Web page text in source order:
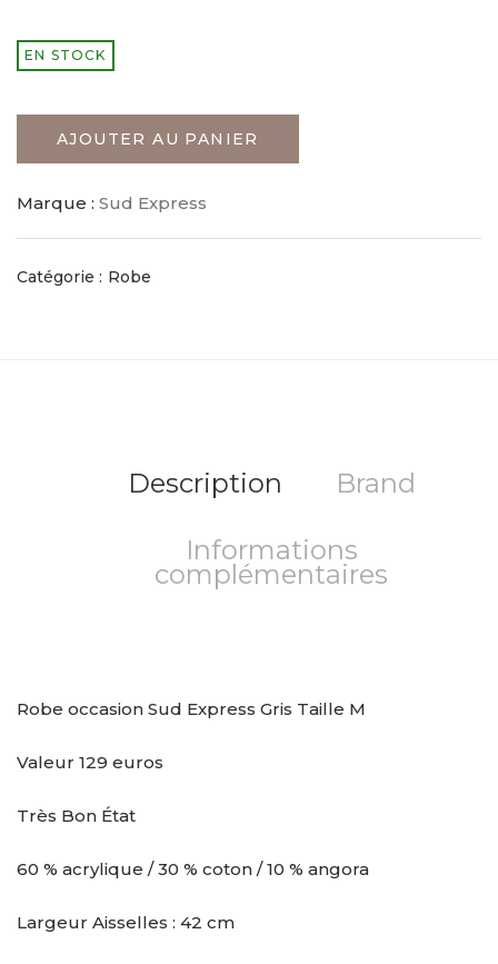
EN STOCK
AJOUTER AU PANIER
Marque : Sud Express
Catégorie : Robe
Description Brand
Informations
complémentaires
Robe occasion Sud Express Gris Taille M
Valeur 129 euros
Très Bon État
60 % acrylique / 30 % coton / 10 % angora
Largeur Aisselles : 42 cm